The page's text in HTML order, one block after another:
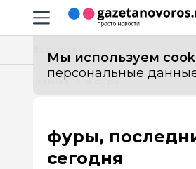
Навигация сайта
Мы используем
персональные
Главная # фуры
фуры,
сегодня